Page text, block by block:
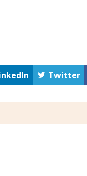
Twitter